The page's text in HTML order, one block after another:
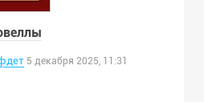
5 декабря 2025, 11:31